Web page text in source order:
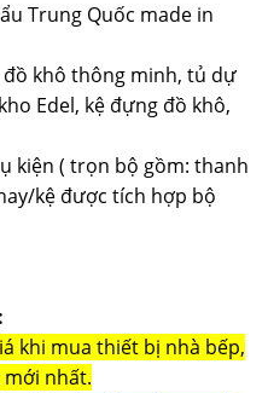
Trung Quốc made in
đồ khô thông minh, tủ dự
Edel, kệ đựng đồ khô,
kiện ( trọn bộ gồm: thanh
kệ được tích hợp bộ
khi mua thiết bị nhà bếp,
mới nhất.